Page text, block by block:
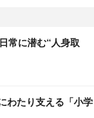
常に潜む“人身取
わたり支える「小学